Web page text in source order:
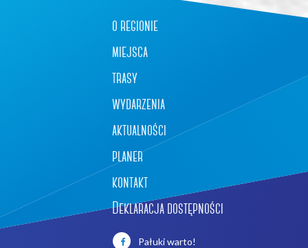
o regionie
miejsca
trasy
wydarzenia
aktualności
planer
kontakt
Deklaracja dostępności
Pałuki warto!